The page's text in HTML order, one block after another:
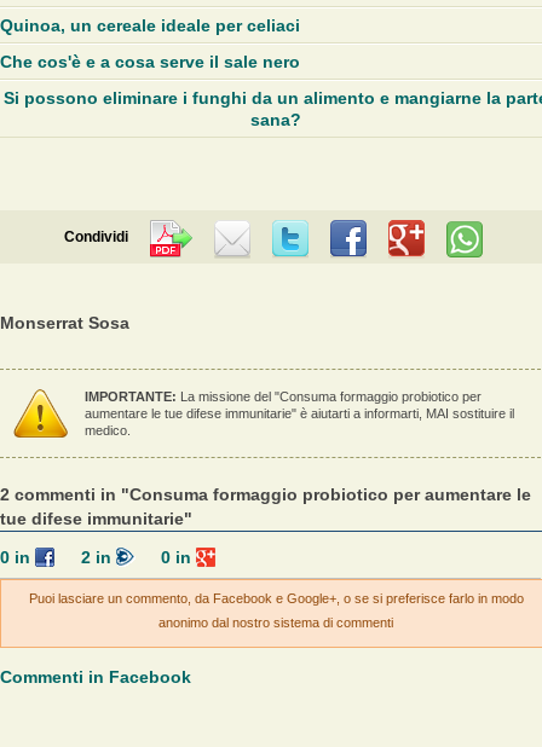
Quinoa, un cereale ideale per celiaci
Che cos'è e a cosa serve il sale nero
Si possono eliminare i funghi da un alimento e mangiarne la
sana?
Condividi
Monserrat Sosa
IMPORTANTE: La missione del "Consuma formaggio probiotico per
aumentare le tue difese immunitarie" è aiutarti a informarti, MAI sostituire il
medico.
2 commenti in "Consuma formaggio probiotico per aumentare le
tue difese immunitarie"
0in 2in 0 in
Puoi lasciare un commento, da Facebook e Google+, o se si preferisce farlo in modo
anonimo dal nostro sistema di commenti
Commenti in Facebook